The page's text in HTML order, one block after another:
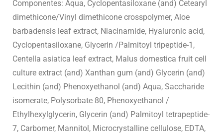
Componentes: Aqua, Cyclopentasiloxane (and) Cetearyl
dimethicone/Vinyl dimethicone crosspolymer, Aloe
barbadensis leaf extract, Niacinamide, Hyaluronic acid,
Cyclopentasiloxane, Glycerin /Palmitoyl tripeptide-1,
Centella asiatica leaf extract, Malus domestica fruit cell
culture extract (and) Xanthan gum (and) Glycerin (and)
Lecithin (and) Phenoxyethanol (and) Aqua, Saccharide
isomerate, Polysorbate 80, Phenoxyethanol /
Ethylhexylglycerin, Glycerin (and) Palmitoyl tetrapeptide-
7, Carbomer, Mannitol, Microcrystalline cellulose, EDTA,